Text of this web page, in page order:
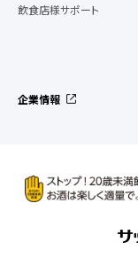
飲食店様サポート
企業情報